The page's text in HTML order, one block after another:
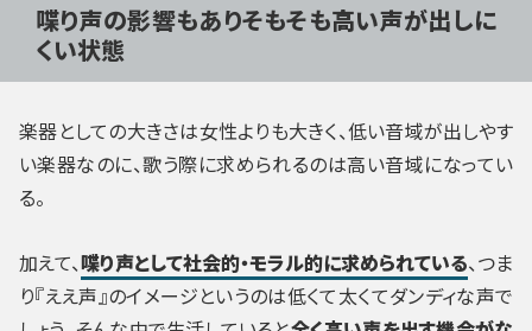
喋り声の影響もありそもそも高い声が出しに
くい状態
楽器としての大きさは女性よりも大きく、低い音域が出しやす
い楽器なのに、歌う際に求められるのは高い音域になってい
る。
加えて、喋り声として社会的・モラル的に求められている、つま
り『ええ声』のイメージというのは低くて太くてダンディな声で